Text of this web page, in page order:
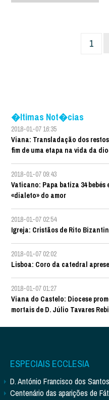
1
�ltimas Not�cias
2018-01-07 16:35
Viana: Transladação dos
fim de uma etapa na vida da
2018-01-07 09:43
Vaticano: Papa batiza 34
«dialeto» do amor
2018-01-07 02:54
Igreja: Cristãos de Rito
2018-01-07 02:02
Lisboa: Coro da catedral
2018-01-07 01:27
Viana do Castelo: Diocese
mortais de D. Júlio Tavares
ESPECIAIS ECCLESIA
D. António Francisco dos
Centenário das aparições de